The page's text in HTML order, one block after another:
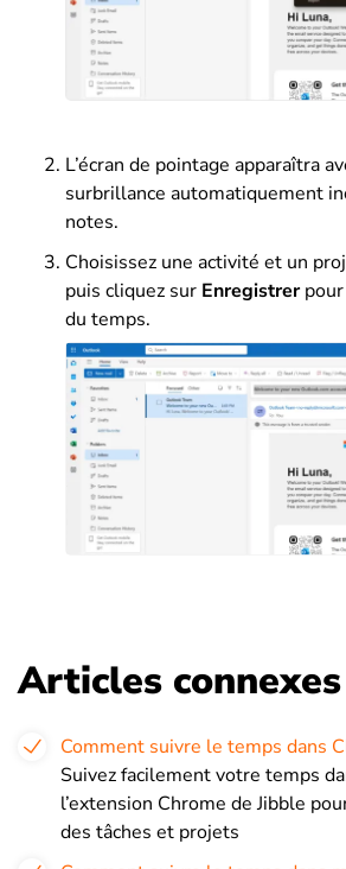
L’écran de pointage apparaîtra
surbrillance automatiquement
notes.
Choisissez une activité et un
puis cliquez sur Enregistrerpour
du temps.
Articles
Comment suivre le temps dans
Suivez facilement votre temps
l’extension Chrome de Jibble
des tâches et projets